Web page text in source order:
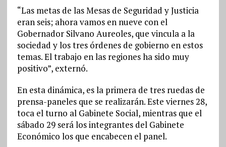
“Las metas de las Mesas de Seguridad y Justicia
eran seis; ahora vamos en nueve con el
Gobernador Silvano Aureoles, que vincula a la
sociedad y los tres órdenes de gobierno en estos
temas. El trabajo en las regiones ha sido muy
positivo”, externó.
En esta dinámica, es la primera de tres ruedas de
prensa-paneles que se realizarán. Este viernes 28,
toca el turno al Gabinete Social, mientras que el
sábado 29 será los integrantes del Gabinete
Económico los que encabecen el panel.